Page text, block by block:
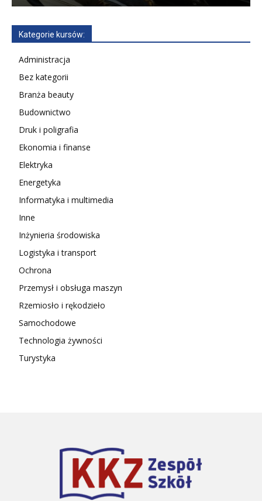
Kategorie kursów:
Administracja
Bez kategorii
Branża beauty
Budownictwo
Druk i poligrafia
Ekonomia i finanse
Elektryka
Energetyka
Informatyka i multimedia
Inne
Inżynieria środowiska
Logistyka i transport
Ochrona
Przemysł i obsługa maszyn
Rzemiosło i rękodzieło
Samochodowe
Technologia żywności
Turystyka